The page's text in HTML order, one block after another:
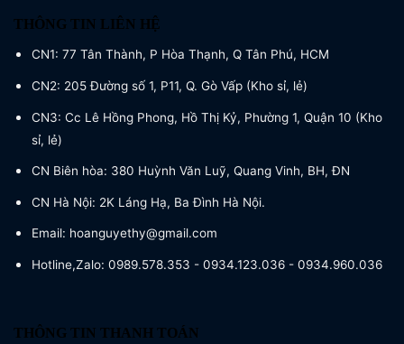
THÔNG TIN LIÊN HỆ
CN1: 77 Tân Thành, P Hòa Thạnh, Q Tân Phú, HCM
CN2: 205 Đường số 1, P11, Q. Gò Vấp (Kho sỉ, lẻ)
CN3: Cc Lê Hồng Phong, Hồ Thị Kỷ, Phường 1, Quận 10 (Kho
sỉ, lẻ)
CN Biên hòa: 380 Huỳnh Văn Luỹ, Quang Vinh, BH, ĐN
CN Hà Nội: 2K Láng Hạ, Ba Đình Hà Nội.
Email: hoanguyethy@gmail.com
Hotline,Zalo: 0989.578.353 - 0934.123.036 - 0934.960.036
THÔNG TIN THANH TOÁN